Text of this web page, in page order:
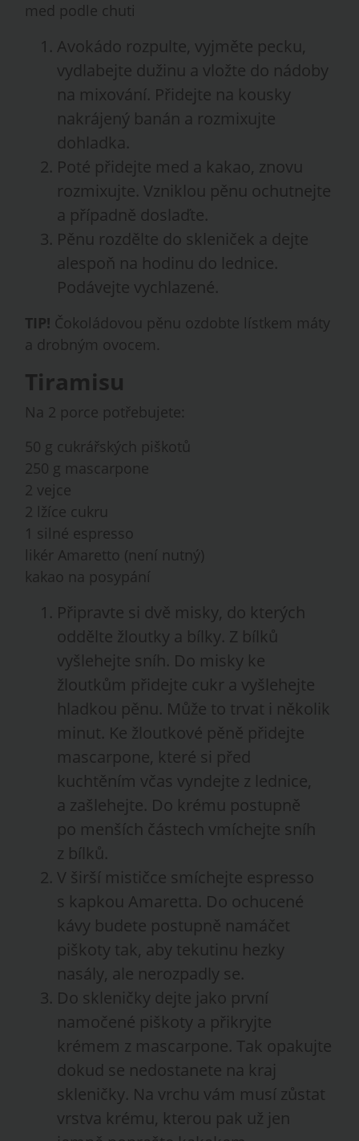
med podle chuti
Avokádo rozpulte, vyjměte pecku,
vydlabejte dužinu a vložte do nádoby
na mixování. Přidejte na kousky
nakrájený banán a rozmixujte
dohladka.
Poté přidejte med a kakao, znovu
rozmixujte. Vzniklou pěnu ochutnejte
a případně doslaďte.
Pěnu rozdělte do skleniček a dejte
alespoň na hodinu do lednice.
Podávejte vychlazené.
TIP! Čokoládovou pěnu ozdobte lístkem máty
a drobným ovocem.
Tiramisu
Na 2 porce potřebujete:
50 g cukrářských piškotů
250 g mascarpone
2 vejce
2 lžíce cukru
1 silné espresso
likér Amaretto (není nutný)
kakao na posypání
Připravte si dvě misky, do kterých
oddělte žloutky a bílky. Z bílků
vyšlehejte sníh. Do misky ke
žloutkům přidejte cukr a vyšlehejte
hladkou pěnu. Může to trvat i několik
minut. Ke žloutkové pěně přidejte
mascarpone, které si před
kuchtěním včas vyndejte z lednice,
a zašlehejte. Do krému postupně
po menších částech vmíchejte sníh
z bílků.
V širší mističce smíchejte espresso
s kapkou Amaretta. Do ochucené
kávy budete postupně namáčet
piškoty tak, aby tekutinu hezky
nasály, ale nerozpadly se.
Do skleničky dejte jako první
namočené piškoty a přikryjte
krémem z mascarpone. Tak opakujte
dokud se nedostanete na kraj
skleničky. Na vrchu vám musí zůstat
vrstva krému, kterou pak už jen